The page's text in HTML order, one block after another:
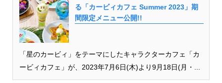
る「カービィカフェ Summer 2023」期
間限定メニュー公開!!
「星のカービィ」をテーマにしたキャラクターカフェ「カ
ービィカフェ」が、2023年7月6日(木)より9月18日(月・...